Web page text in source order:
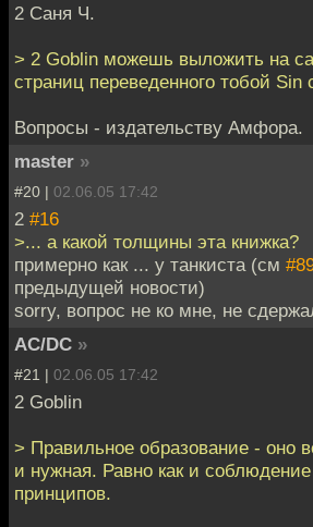
2 Саня Ч.
> 2 Goblin можешь выложить на
страниц переведенного тобой Sin
Вопросы - издательству Амфора.
master »
#20 | 02.06.05 17:42
2 #16
>... а какой толщины эта книжка?
примерно как ... у танкиста (см
предыдущей новости)
sorry, вопрос не ко мне, не
AC/DC »
#21 | 02.06.05 17:42
2 Goblin
> Правильное образование - оно
и нужная. Равно как и
принципов.